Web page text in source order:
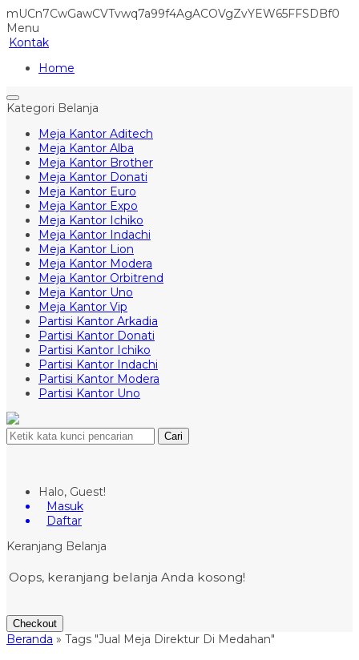
mUCn7CwGawCVTvwq7a99f4AgACOVgZvYEW65FFSDBf0
Menu
Kontak
Home
Kategori Belanja
Meja Kantor Aditech
Meja Kantor Alba
Meja Kantor Brother
Meja Kantor Donati
Meja Kantor Euro
Meja Kantor Expo
Meja Kantor Ichiko
Meja Kantor Indachi
Meja Kantor Lion
Meja Kantor Modera
Meja Kantor Orbitrend
Meja Kantor Uno
Meja Kantor Vip
Partisi Kantor Arkadia
Partisi Kantor Donati
Partisi Kantor Ichiko
Partisi Kantor Indachi
Partisi Kantor Modera
Partisi Kantor Uno
Cari
Halo, Guest!
Masuk
Daftar
Keranjang Belanja
Oops, keranjang belanja Anda kosong!
Checkout
Beranda » Tags "Jual Meja Direktur Di Medahan"